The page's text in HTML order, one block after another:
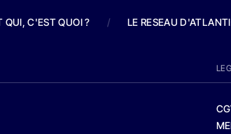
QUI, C'EST QUOI ? / LE RESEAU